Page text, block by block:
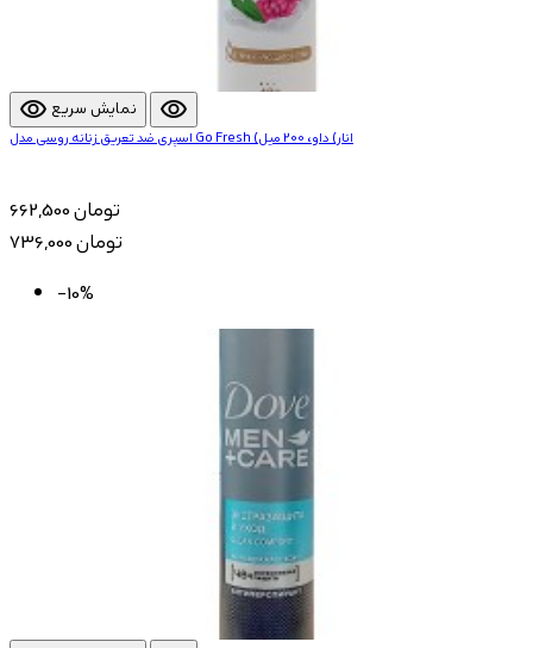
visibility نمایش سریع visibility
اسپری ضد تعریق زنانه روسی مدل Go Fresh (انار) داو، 200 میل
662,500 تومان
736,000 تومان
-10%